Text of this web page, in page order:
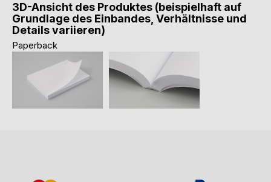
3D-Ansicht des Produktes (beispielhaft auf
Grundlage des Einbandes, Verhältnisse und
Details variieren)
Paperback